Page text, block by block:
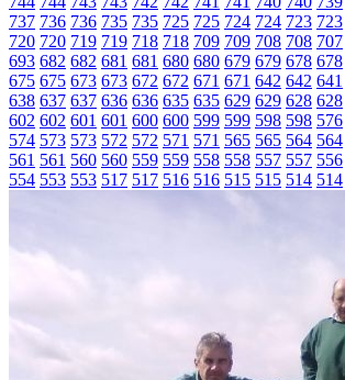
737 736 736 735 735 725 725 724 724 723 723
720 720 719 719 718 718 709 709 708 708 707
693 682 682 681 681 680 680 679 679 678 678
675 675 673 673 672 672 671 671 642 642 641
638 637 637 636 636 635 635 629 629 628 628
602 602 601 601 600 600 599 599 598 598 576
574 573 573 572 572 571 571 565 565 564 564
561 561 560 560 559 559 558 558 557 557 556
554 553 553 517 517 516 516 515 515 514 514